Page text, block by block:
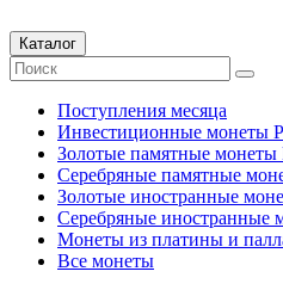
Каталог
Поступления месяца
Инвестиционные монеты
Золотые памятные
Серебряные памятные
Золотые иностранные
Серебряные иностранные
Монеты из платины и
Все монеты